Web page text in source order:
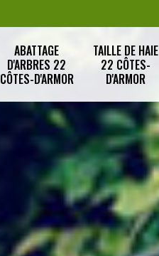
ABATTAGE
D'ARBRES 22
CÔTES-D'ARMOR
TAILLE DE HAIE
22 CÔTES-
D'ARMOR